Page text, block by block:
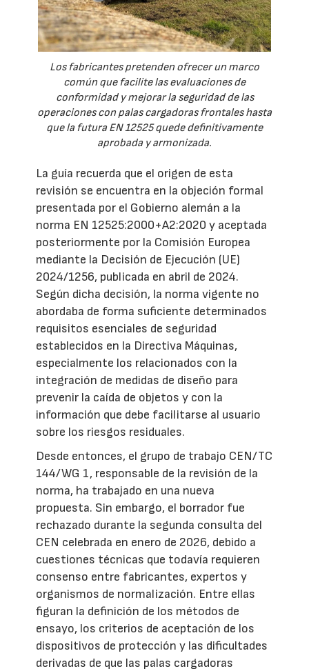
Los fabricantes pretenden ofrecer un marco
común que facilite las evaluaciones de
conformidad y mejorar la seguridad de las
operaciones con palas cargadoras frontales hasta
que la futura EN 12525 quede definitivamente
aprobada y armonizada.
La guía recuerda que el origen de esta
revisión se encuentra en la objeción formal
presentada por el Gobierno alemán a la
norma EN 12525:2000+A2:2020 y aceptada
posteriormente por la Comisión Europea
mediante la Decisión de Ejecución (UE)
2024/1256, publicada en abril de 2024.
Según dicha decisión, la norma vigente no
abordaba de forma suficiente determinados
requisitos esenciales de seguridad
establecidos en la Directiva Máquinas,
especialmente los relacionados con la
integración de medidas de diseño para
prevenir la caída de objetos y con la
información que debe facilitarse al usuario
sobre los riesgos residuales.
Desde entonces, el grupo de trabajo CEN/TC
144/WG 1, responsable de la revisión de la
norma, ha trabajado en una nueva
propuesta. Sin embargo, el borrador fue
rechazado durante la segunda consulta del
CEN celebrada en enero de 2026, debido a
cuestiones técnicas que todavía requieren
consenso entre fabricantes, expertos y
organismos de normalización. Entre ellas
figuran la definición de los métodos de
ensayo, los criterios de aceptación de los
dispositivos de protección y las dificultades
derivadas de que las palas cargadoras